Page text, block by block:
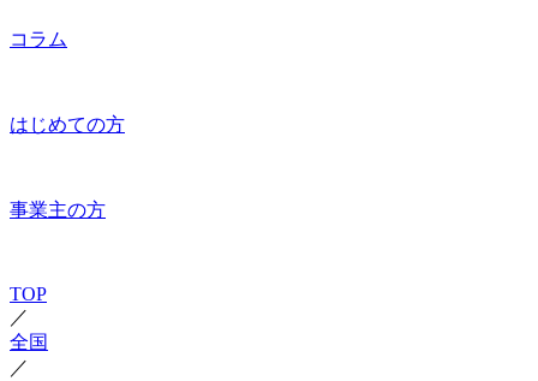
コラム
はじめての方
事業主の方
TOP
／
全国
／